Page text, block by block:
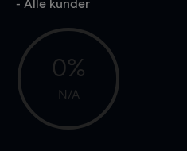
- Alle kunder
0%
N/A